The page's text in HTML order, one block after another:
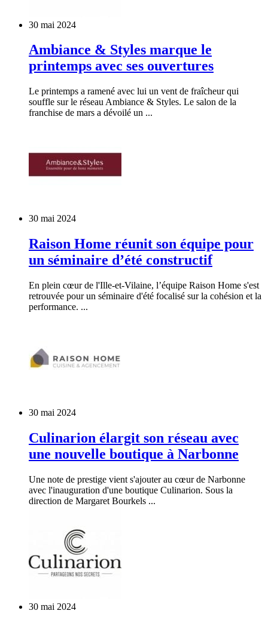
30 mai 2024
Ambiance & Styles marque le
printemps avec ses ouvertures
Le printemps a ramené avec lui un vent de fraîcheur qui
souffle sur le réseau Ambiance & Styles. Le salon de la
franchise de mars a dévoilé un ...
30 mai 2024
Raison Home réunit son équipe pour
un séminaire d’été constructif
En plein cœur de l'Ille-et-Vilaine, l’équipe Raison Home s'est
retrouvée pour un séminaire d'été focalisé sur la cohésion et la
performance. ...
30 mai 2024
Culinarion élargit son réseau avec
une nouvelle boutique à Narbonne
Une note de prestige vient s'ajouter au cœur de Narbonne
avec l'inauguration d'une boutique Culinarion. Sous la
direction de Margaret Bourkels ...
30 mai 2024